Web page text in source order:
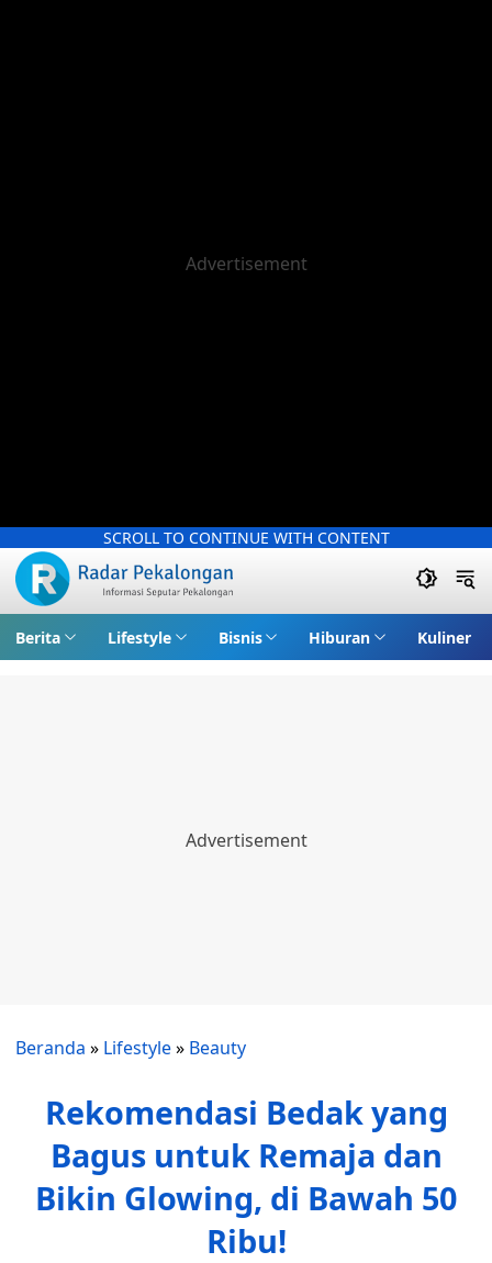
SCROLL TO CONTINUE WITH CONTENT
Berita Lifestyle Bisnis Hiburan Kuliner
Beranda » Lifestyle» Beauty
Rekomendasi Bedak yang
Bagus untuk Remaja dan
Bikin Glowing, di Bawah 50
Ribu!